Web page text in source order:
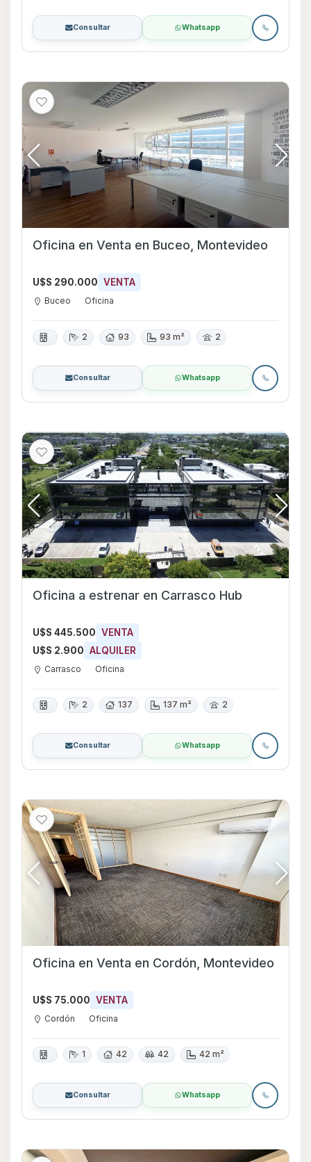
Consultar Whatsapp
Oficina en Venta en Buceo, Montevideo
U$S 290.000 VENTA
Buceo Oficina
2 93 93 m² 2
Consultar Whatsapp
Oficina a estrenar en Carrasco Hub
U$S 445.500 VENTA
U$S 2.900 ALQUILER
Carrasco Oficina
2 137 137 m² 2
Consultar Whatsapp
Oficina en Venta en Cordón, Montevideo
U$S 75.000 VENTA
Cordón Oficina
1 42 42 42 m²
Consultar Whatsapp